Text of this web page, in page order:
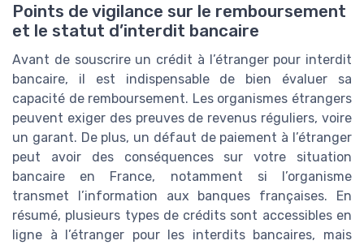
Points de vigilance sur le remboursement
et le statut d’interdit bancaire
Avant de souscrire un crédit à l’étranger pour interdit
bancaire, il est indispensable de bien évaluer sa
capacité de remboursement. Les organismes étrangers
peuvent exiger des preuves de revenus réguliers, voire
un garant. De plus, un défaut de paiement à l’étranger
peut avoir des conséquences sur votre situation
bancaire en France, notamment si l’organisme
transmet l’information aux banques françaises. En
résumé, plusieurs types de crédits sont accessibles en
ligne à l’étranger pour les interdits bancaires, mais